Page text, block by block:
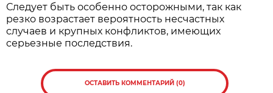
Следует быть особенно осторожными, так как
резко возрастает вероятность несчастных
случаев и крупных конфликтов, имеющих
серьезные последствия.
ОСТАВИТЬ КОММЕНТАРИЙ (0)